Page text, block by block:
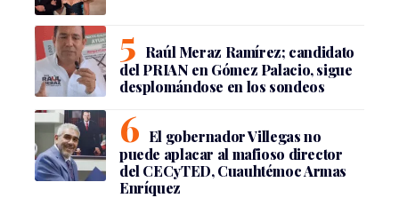
Raúl Meraz Ramírez; candidato
del PRIAN en Gómez Palacio, sigue
desplomándose en los sondeos
El gobernador Villegas no
puede aplacar al mafioso director
del CECyTED, Cuauhtémoc Armas
Enríquez